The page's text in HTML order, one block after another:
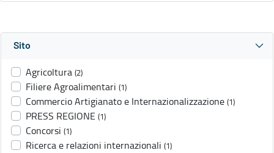
Sito
Agricoltura (2)
Filiere Agroalimentari (1)
Commercio Artigianato e Internazionalizzazione (1)
PRESS REGIONE (1)
Concorsi (1)
Ricerca e relazioni internazionali (1)